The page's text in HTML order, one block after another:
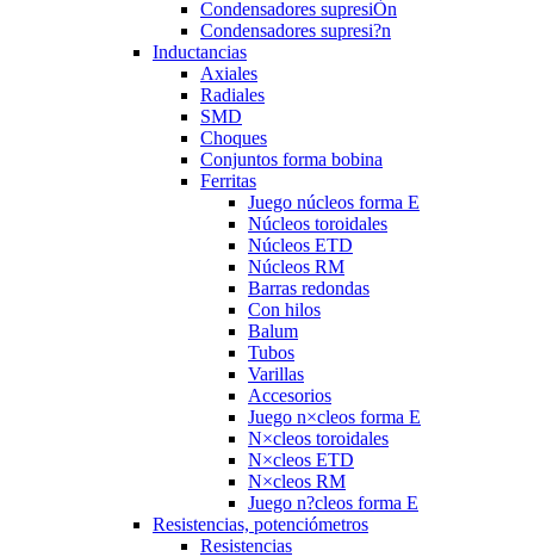
Condensadores supresiÒn
Condensadores supresi?n
Inductancias
Axiales
Radiales
SMD
Choques
Conjuntos forma bobina
Ferritas
Juego núcleos forma E
Núcleos toroidales
Núcleos ETD
Núcleos RM
Barras redondas
Con hilos
Balum
Tubos
Varillas
Accesorios
Juego n×cleos forma E
N×cleos toroidales
N×cleos ETD
N×cleos RM
Juego n?cleos forma E
Resistencias, potenciómetros
Resistencias